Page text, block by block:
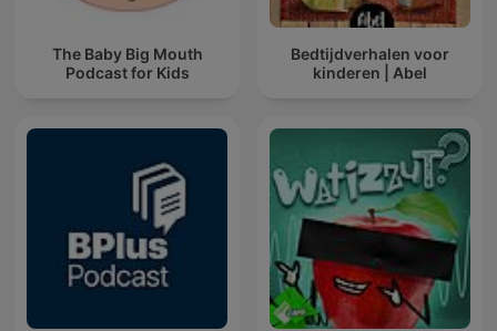
The Baby Big Mouth
Podcast for Kids
Bedtijdverhalen voor
kinderen | Abel